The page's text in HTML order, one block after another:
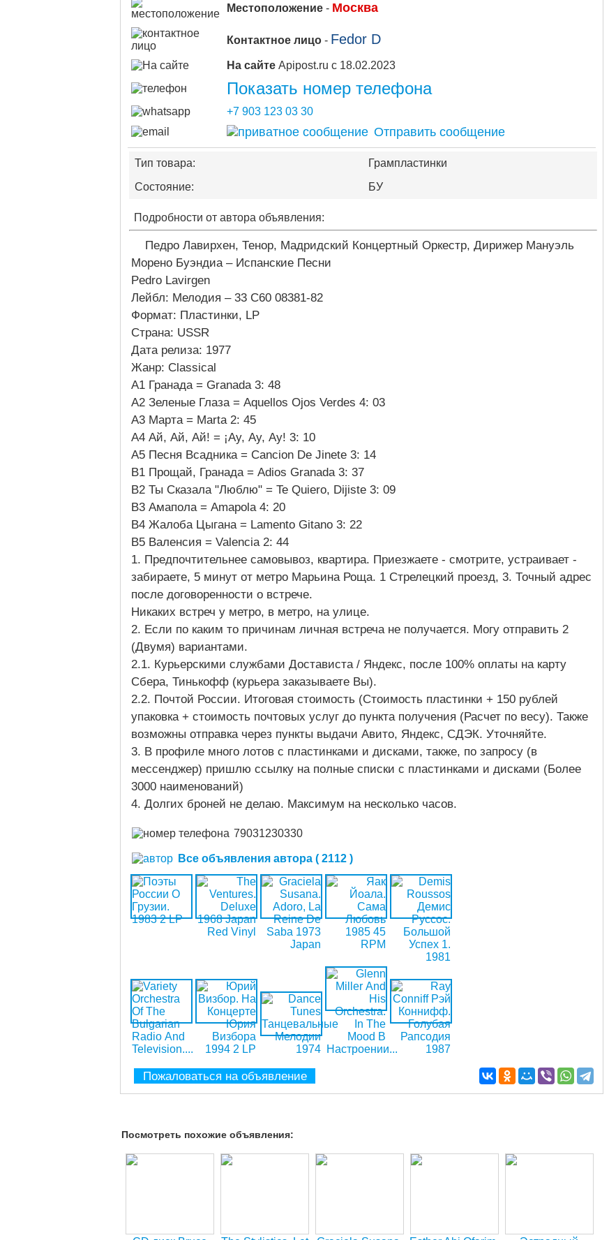
Местоположение - Москва
Контактное лицо - Fedor D
На сайте Apipost.ru с 18.02.2023
Показать номер телефона
+7 903 123 03 30
Отправить сообщение
Тип товара:
Грампластинки
Состояние:
БУ
Подробности от автора объявления:
Педро Лавирхен, Тенор, Мадридский Концертный Оркестр, Дирижер Мануэль
Морено Буэндиа – Испанские Песни
Pedro Lavirgen
Лейбл: Мелодия – 33 С60 08381-82
Формат: Пластинки, LP
Страна: USSR
Дата релиза: 1977
Жанр: Classical
A1 Гранада = Granada 3: 48
A2 Зеленые Глаза = Aquellos Ojos Verdes 4: 03
A3 Марта = Marta 2: 45
A4 Ай, Ай, Ай! = ¡Ay, Ay, Ay! 3: 10
A5 Песня Всадника = Cancion De Jinete 3: 14
B1 Прощай, Гранада = Adios Granada 3: 37
B2 Ты Сказала "Люблю" = Te Quiero, Dijiste 3: 09
B3 Амапола = Amapola 4: 20
B4 Жалоба Цыгана = Lamento Gitano 3: 22
B5 Валенсия = Valencia 2: 44
1. Предпочтительнее самовывоз, квартира. Приезжаете - смотрите, устраивает -
забираете, 5 минут от метро Марьина Роща. 1 Стрелецкий проезд, 3. Точный адрес
после договоренности о встрече.
Никаких встреч у метро, в метро, на улице.
2. Если по каким то причинам личная встреча не получается. Могу отправить 2
(Двумя) вариантами.
2.1. Курьерскими службами Достависта / Яндекс, после 100% оплаты на карту
Сбера, Тинькофф (курьера заказываете Вы).
2.2. Почтой России. Итоговая стоимость (Стоимость пластинки + 150 рублей
упаковка + стоимость почтовых услуг до пункта получения (Расчет по весу). Также
возможны отправка через пункты выдачи Авито, Яндекс, СДЭК. Уточняйте.
3. В профиле много лотов с пластинками и дисками, также, по запросу (в
мессенджер) пришлю ссылку на полные списки с пластинками и дисками (Более
3000 наименований)
4. Долгих броней не делаю. Максимум на несколько часов.
79031230330
Все объявления автора ( 2112 )
Пожаловаться на объявление
Посмотреть похожие объявления: